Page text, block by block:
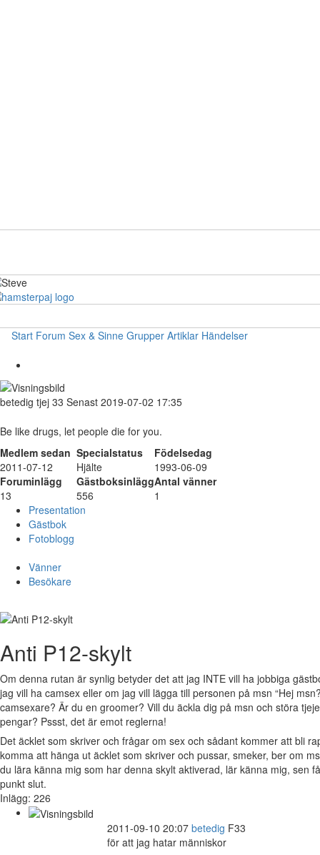
Start Forum Sex & Sinne Grupper Artiklar Händelser
betedig tjej 33 Senast 2019-07-02 17:35
Be like drugs, let people die for you.
Medlem sedan Specialstatus
Födelsedag
2011-07-12
Hjälte
1993-06-09
Foruminlägg
GästboksinläggAntal vänner
13
556
1
Presentation
Gästbok
Fotoblogg
Vänner
Besökare
Anti P12-skylt
Om denna rutan är synlig betyder det att jag INTE vill ha jobbiga
jag vill ha camsex eller om jag vill lägga till personen på msn “Hej
camsexare? Är du en groomer? Vill du äckla dig på msn och störa
pengar? Pssst, det är emot reglerna!
Det äcklet som skriver och frågar om sex och sådant kommer att bli
komma att hänga ut äcklet som skriver och pussar, smeker, ber om
du lära känna mig som har denna skylt aktiverad, lär känna mig,
punkt slut.
Inlägg: 226
2011-09-10 20:07 betedig F33
för att jag hatar människor